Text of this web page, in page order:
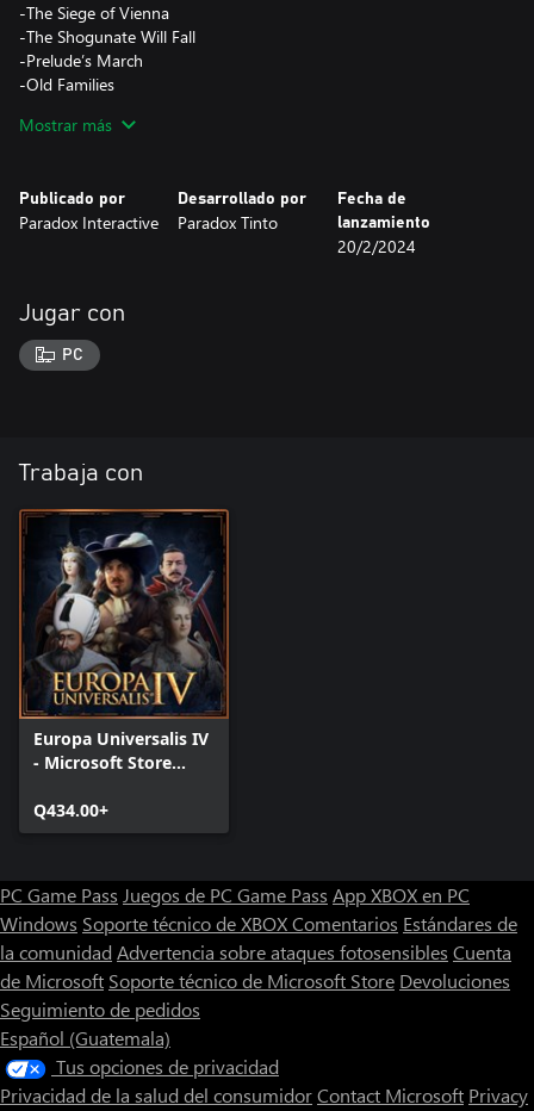
-The Siege of Vienna
-The Shogunate Will Fall
-Prelude’s March
-Old Families
-Le Bataille de Iberia
-Crossing the Seas
-City of the World’s Desire
Mostrar más
Publicado por
Paradox Interactive
Desarrollado por
Paradox Tinto
Fecha de
lanzamiento
20/2/2024
Jugar con
PC
Trabaja con
Europa Universalis IV
- Microsoft Store
Q434.00+
PC Game Pass Juegos de PC Game Pass App XBOX en PC
Windows Soporte técnico de XBOXComentarios Estándares de
la comunidad Advertencia sobre ataques fotosensibles Cuenta
de Microsoft Soporte técnico de Microsoft Store Devoluciones
Seguimiento de pedidos
Español (Guatemala)
Tus opciones de privacidad
Privacidad de la salud del consumidorContact Microsoft Privacy